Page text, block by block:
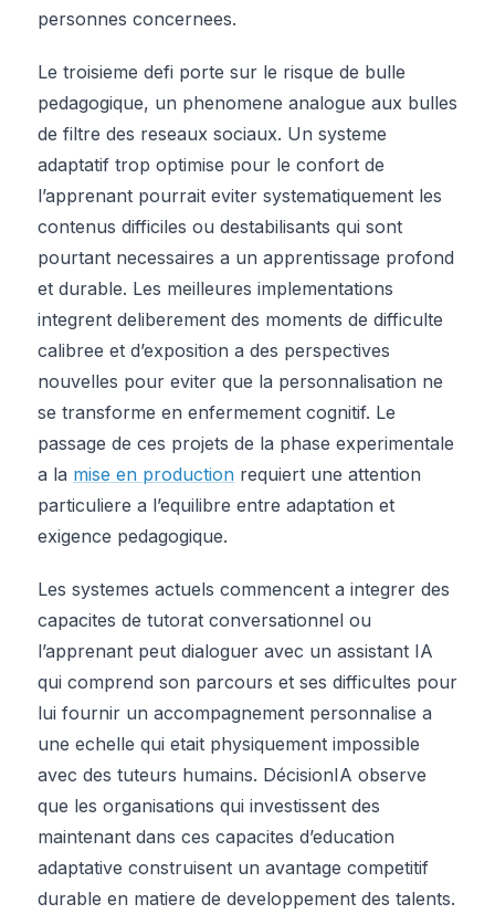
personnes concernees.
Le troisieme defi porte sur le risque de bulle
pedagogique, un phenomene analogue aux bulles
de filtre des reseaux sociaux. Un systeme
adaptatif trop optimise pour le confort de
l’apprenant pourrait eviter systematiquement les
contenus difficiles ou destabilisants qui sont
pourtant necessaires a un apprentissage profond
et durable. Les meilleures implementations
integrent deliberement des moments de difficulte
calibree et d’exposition a des perspectives
nouvelles pour eviter que la personnalisation ne
se transforme en enfermement cognitif. Le
passage de ces projets de la phase experimentale
a la mise en production requiert une attention
particuliere a l’equilibre entre adaptation et
exigence pedagogique.
Les systemes actuels commencent a integrer des
capacites de tutorat conversationnel ou
l’apprenant peut dialoguer avec un assistant IA
qui comprend son parcours et ses difficultes pour
lui fournir un accompagnement personnalise a
une echelle qui etait physiquement impossible
avec des tuteurs humains. DécisionIA observe
que les organisations qui investissent des
maintenant dans ces capacites d’education
adaptative construisent un avantage competitif
durable en matiere de developpement des talents.